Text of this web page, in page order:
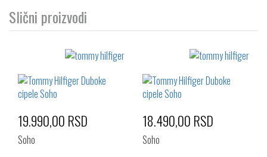
Slični proizvodi
19.990,00 RSD
Soho
18.490,00 RSD
Soho